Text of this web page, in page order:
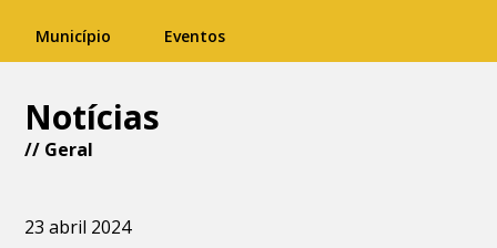
Município Eventos
Notícias
// Geral
23 abril 2024